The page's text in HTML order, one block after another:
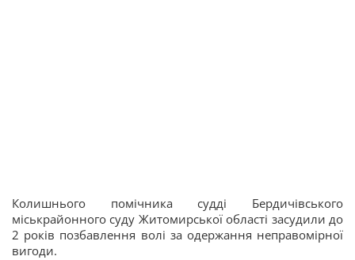
Колишнього помічника судді Бердичівського
міськрайонного суду Житомирської області засудили до
2 років позбавлення волі за одержання неправомірної
вигоди.